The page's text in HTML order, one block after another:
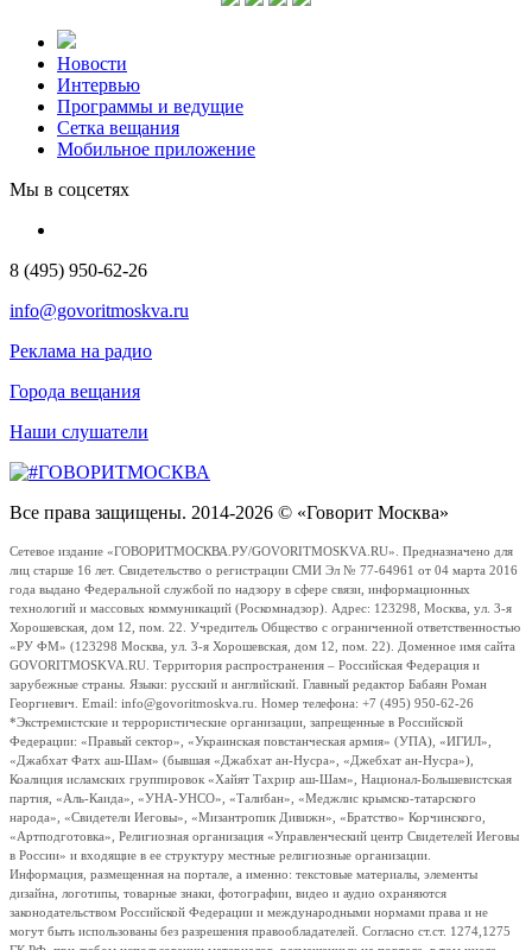
Новости
Интервью
Программы и ведущие
Сетка вещания
Мобильное приложение
Мы в соцсетях
8 (495) 950-62-26
info@govoritmoskva.ru
Реклама на радио
Города вещания
Наши слушатели
Все права защищены. 2014-2026 © «Говорит Москва»
Сетевое издание «ГОВОРИТМОСКВА.РУ/GOVORITMOSKVA.RU». Предназначено для
лиц старше 16 лет. Свидетельство о регистрации СМИ Эл № 77-64961 от 04 марта 2016
года выдано Федеральной службой по надзору в сфере связи, информационных
технологий и массовых коммуникаций (Роскомнадзор). Адрес: 123298, Москва, ул. 3-я
Хорошевская, дом 12, пом. 22. Учредитель Общество с ограниченной ответственностью
«РУ ФМ» (123298 Москва, ул. 3-я Хорошевская, дом 12, пом. 22). Доменное имя сайта
GOVORITMOSKVA.RU. Территория распространения – Российская Федерация и
зарубежные страны. Языки: русский и английский. Главный редактор Бабаян Роман
Георгиевич. Email: info@govoritmoskva.ru. Номер телефона: +7 (495) 950-62-26
*Экстремистские и террористические организации, запрещенные в Российской
Федерации: «Правый сектор», «Украинская повстанческая армия» (УПА), «ИГИЛ»,
«Джабхат Фатх аш-Шам» (бывшая «Джабхат ан-Нусра», «Джебхат ан-Нусра»),
Коалиция исламских группировок «Хайят Тахрир аш-Шам», Национал-Большевистская
партия, «Аль-Каида», «УНА-УНСО», «Талибан», «Меджлис крымско-татарского
народа», «Свидетели Иеговы», «Мизантропик Дивижн», «Братство» Корчинского,
«Артподготовка», Религиозная организация «Управленческий центр Свидетелей Иеговы
в России» и входящие в ее структуру местные религиозные организации.
Информация, размещенная на портале, а именно: текстовые материалы, элементы
дизайна, логотипы, товарные знаки, фотографии, видео и аудио охраняются
законодательством Российской Федерации и международными нормами права и не
могут быть использованы без разрешения правообладателей. Согласно ст.ст. 1274,1275